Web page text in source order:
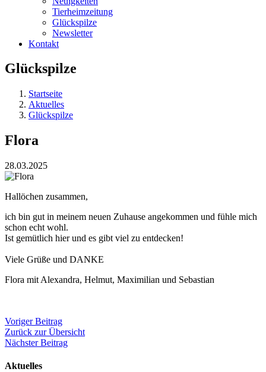
Tierheimzeitung
Glückspilze
Newsletter
Kontakt
Glückspilze
Startseite
Aktuelles
Glückspilze
Flora
28.03.2025
Hallöchen zusammen,
ich bin gut in meinem neuen Zuhause angekommen und fühle mich
schon echt wohl.
Ist gemütlich hier und es gibt viel zu entdecken!
Viele Grüße und DANKE
Flora mit Alexandra, Helmut, Maximilian und Sebastian
Voriger Beitrag
Zurück zur Übersicht
Nächster Beitrag
Aktuelles